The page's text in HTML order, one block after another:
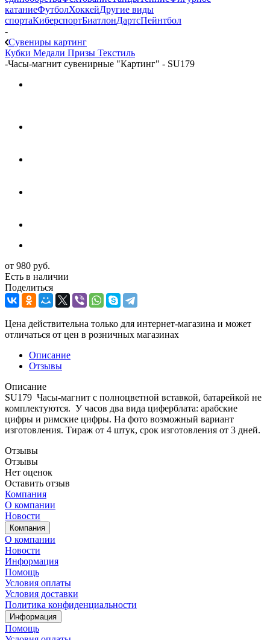
катаниеФутболХоккейДругие виды
спортаКиберспортБиатлонДартсПейнтбол
-
Сувениры картинг
Кубки Медали Призы Текстиль
-Часы-магнит сувенирные "Картинг" - SU179
от 980 руб.
Есть в наличии
Поделиться
Цена действительна только для интернет-магазина и может
отличаться от цен в розничных магазинах
Описание
Отзывы
Описание
SU179 Часы-магнит с полноцветной вставкой, батарейкой не
комплектуются. У часов два вида циферблата: арабские
цифры и римские цифры. На фото возможный вариант
изготовления. Тираж от 4 штук, срок изготовления от 3 дней.
Отзывы
Отзывы
Нет оценок
Оставить отзыв
Компания
О компании
Новости
Компания
О компании
Новости
Информация
Помощь
Условия оплаты
Условия доставки
Политика конфиденциальности
Информация
Помощь